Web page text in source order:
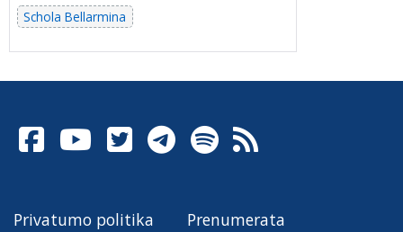
Schola Bellarmina
Privatumo politika Prenumerata